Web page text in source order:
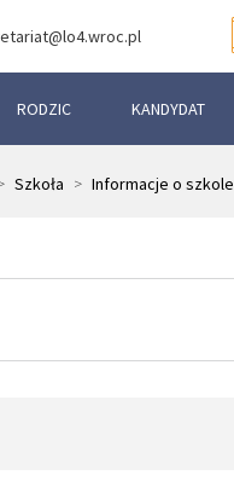
RODZIC KANDYDAT
Szkoła > Informacje o szkole